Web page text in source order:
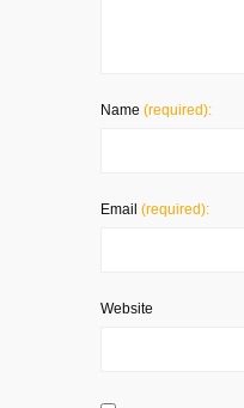
Name (required):
Email (required):
Website